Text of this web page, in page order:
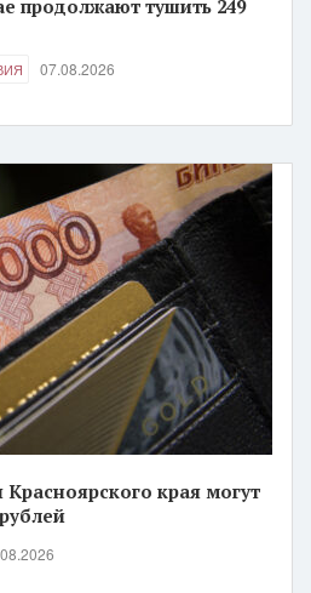
продолжают тушить 249
07.08.2026
края могут